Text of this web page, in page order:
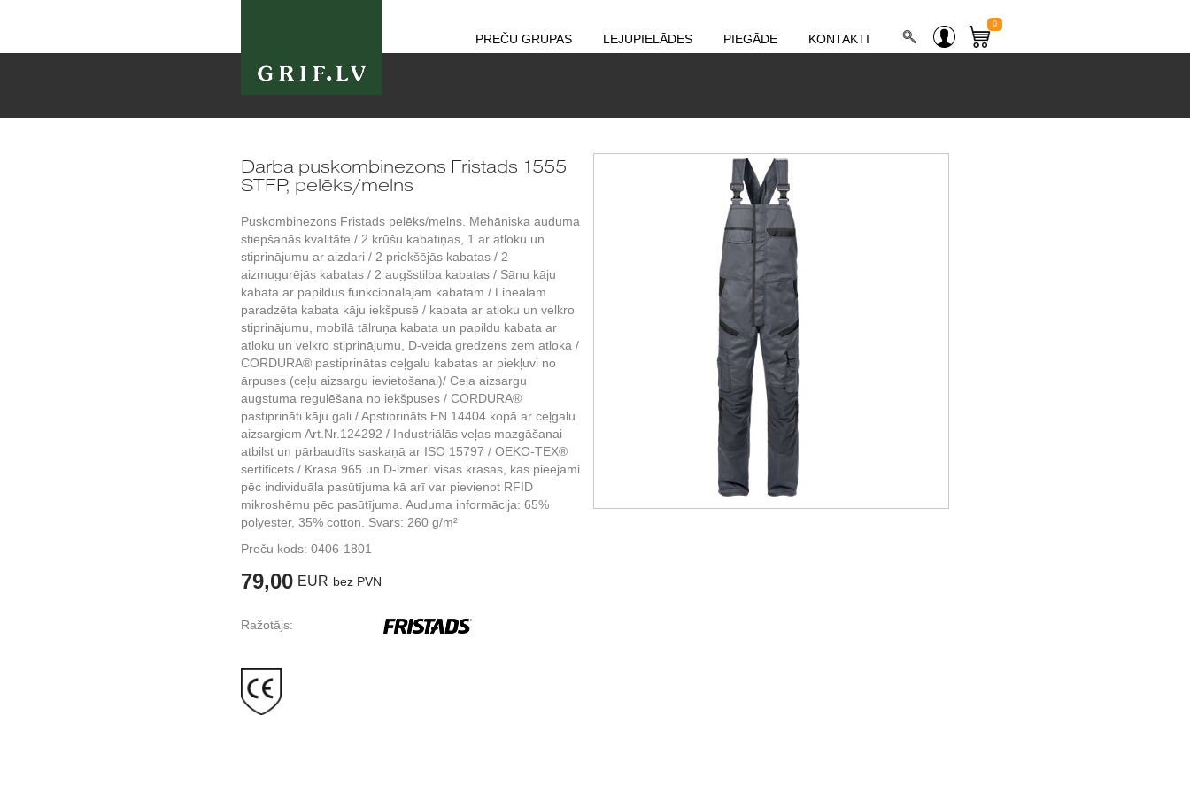
PREČU GRUPAS LEJUPIELĀDES PIEGĀDE KONTAKTI
0
Darba puskombinezons Fristads 1555
STFP, pelēks/melns
Puskombinezons Fristads pelēks/melns. Mehāniska auduma
stiepšanās kvalitāte / 2 krūšu kabatiņas, 1 ar atloku un
stiprinājumu ar aizdari / 2 priekšējās kabatas / 2
aizmugurējās kabatas / 2 augšstilba kabatas / Sānu kāju
kabata ar papildus funkcionālajām kabatām / Lineālam
paradzēta kabata kāju iekšpusē / kabata ar atloku un velkro
stiprinājumu, mobīlā tālruņa kabata un papildu kabata ar
atloku un velkro stiprinājumu, D-veida gredzens zem atloka /
CORDURA® pastiprinātas ceļgalu kabatas ar piekļuvi no
ārpuses (ceļu aizsargu ievietošanai)/ Ceļa aizsargu
augstuma regulēšana no iekšpuses / CORDURA®
pastiprināti kāju gali / Apstiprināts EN 14404 kopā ar ceļgalu
aizsargiem Art.Nr.124292 / Industriālās veļas mazgāšanai
atbilst un pārbaudīts saskaņā ar ISO 15797 / OEKO-TEX®
sertificēts / Krāsa 965 un D-izmēri visās krāsās, kas pieejami
pēc individuāla pasūtījuma kā arī var pievienot RFID
mikroshēmu pēc pasūtījuma. Auduma informācija: 65%
polyester, 35% cotton. Svars: 260 g/m²
Preču kods: 0406-1801
79,00 EUR bez PVN
Ražotājs: